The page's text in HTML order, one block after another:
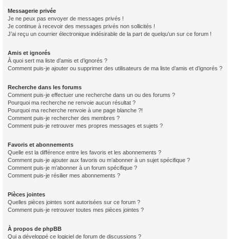
Messagerie privée
Je ne peux pas envoyer de messages privés !
Je continue à recevoir des messages privés non sollicités !
J’ai reçu un courrier électronique indésirable de la part de quelqu’un sur ce forum !
Amis et ignorés
À quoi sert ma liste d’amis et d’ignorés ?
Comment puis-je ajouter ou supprimer des utilisateurs de ma liste d’amis et d’ignorés ?
Recherche dans les forums
Comment puis-je effectuer une recherche dans un ou des forums ?
Pourquoi ma recherche ne renvoie aucun résultat ?
Pourquoi ma recherche renvoie à une page blanche ?!
Comment puis-je rechercher des membres ?
Comment puis-je retrouver mes propres messages et sujets ?
Favoris et abonnements
Quelle est la différence entre les favoris et les abonnements ?
Comment puis-je ajouter aux favoris ou m’abonner à un sujet spécifique ?
Comment puis-je m’abonner à un forum spécifique ?
Comment puis-je résilier mes abonnements ?
Pièces jointes
Quelles pièces jointes sont autorisées sur ce forum ?
Comment puis-je retrouver toutes mes pièces jointes ?
À propos de phpBB
Qui a développé ce logiciel de forum de discussions ?